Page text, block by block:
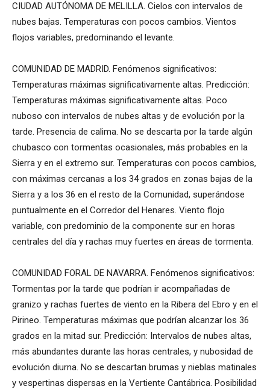
CIUDAD AUTÓNOMA DE MELILLA. Cielos con intervalos de
nubes bajas. Temperaturas con pocos cambios. Vientos
flojos variables, predominando el levante.
COMUNIDAD DE MADRID. Fenómenos significativos:
Temperaturas máximas significativamente altas. Predicción:
Temperaturas máximas significativamente altas. Poco
nuboso con intervalos de nubes altas y de evolución por la
tarde. Presencia de calima. No se descarta por la tarde algún
chubasco con tormentas ocasionales, más probables en la
Sierra y en el extremo sur. Temperaturas con pocos cambios,
con máximas cercanas a los 34 grados en zonas bajas de la
Sierra y a los 36 en el resto de la Comunidad, superándose
puntualmente en el Corredor del Henares. Viento flojo
variable, con predominio de la componente sur en horas
centrales del día y rachas muy fuertes en áreas de tormenta.
COMUNIDAD FORAL DE NAVARRA. Fenómenos significativos:
Tormentas por la tarde que podrían ir acompañadas de
granizo y rachas fuertes de viento en la Ribera del Ebro y en el
Pirineo. Temperaturas máximas que podrían alcanzar los 36
grados en la mitad sur. Predicción: Intervalos de nubes altas,
más abundantes durante las horas centrales, y nubosidad de
evolución diurna. No se descartan brumas y nieblas matinales
y vespertinas dispersas en la Vertiente Cantábrica. Posibilidad